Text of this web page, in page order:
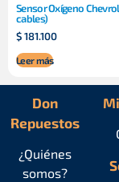
Sensor Oxígeno
cables)
$181.100
Leer más
Don
Repuestos
¿Quiénes
somos?